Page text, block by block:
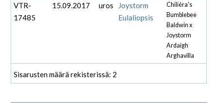
VTR-
17485
15.09.2017 uros
Joystorm
Eulaliopsis
Chiliéra's
Bumblebee
Baldwin x
Joystorm
Ardaigh
Arghavilla
Sisarusten määrä rekisterissä: 2